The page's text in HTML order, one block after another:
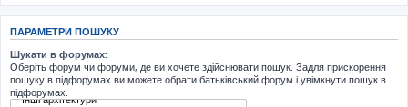
ПАРАМЕТРИ ПОШУКУ
Шукати в форумах:
Оберіть форум чи форуми, де ви хочете здійснювати пошук. Задля прискорення
пошуку в підфорумах ви можете обрати батьківський форум і увімкнути пошук в
підфорумах.